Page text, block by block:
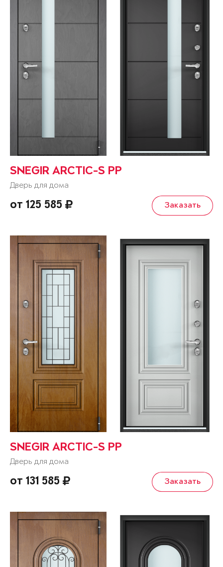
SNEGIR ARCTIC-S PP
Дверь для дома
от 125 585 Заказать
SNEGIR ARCTIC-S PP
Дверь для дома
от 131 585 Заказать